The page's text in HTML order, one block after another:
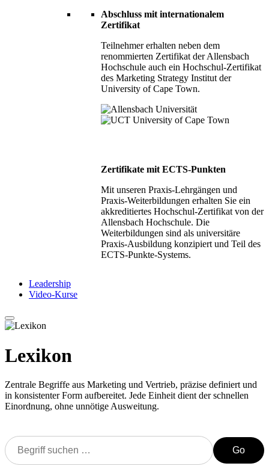
Abschluss mit internationalem
Zertifikat
Teilnehmer erhalten neben dem
renommierten Zertifikat der Allensbach
Hochschule auch ein Hochschul-Zertifikat
des Marketing Strategy Institut der
University of Cape Town.
Zertifikate mit ECTS-Punkten
Mit unseren Praxis-Lehrgängen und
Praxis-Weiterbildungen erhalten Sie ein
akkreditiertes Hochschul-Zertifikat von der
Allensbach Hochschule. Die
Weiterbildungen sind als universitäre
Praxis-Ausbildung konzipiert und Teil des
ECTS-Punkte-Systems.
Leadership
Video-Kurse
Lexikon
Zentrale Begriffe aus Marketing und Vertrieb, präzise definiert und
in konsistenter Form aufbereitet. Jede Einheit dient der schnellen
Einordnung, ohne unnötige Ausweitung.
Go